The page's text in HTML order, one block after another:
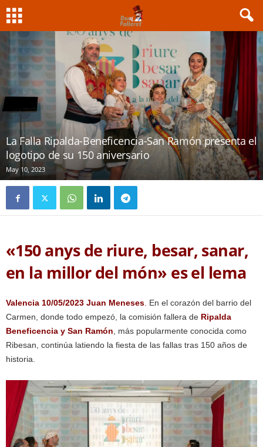
La Falla Ripalda-Beneficencia-San Ramón presenta el
logotipo de su 150 aniversario
May 10, 2023
«150 anys de riure, besar, sanar,
en la millor del món» es el lema
Valencia 10/05/2023 Juan Meneses. En el corazón del barrio del
Carmen, donde todo empezó, la comisión fallera de Ripalda
Beneficencia y San Ramón, más popularmente conocida como
Ribesan, continúa latiendo la fiesta de las fallas tras 150 años de
historia.